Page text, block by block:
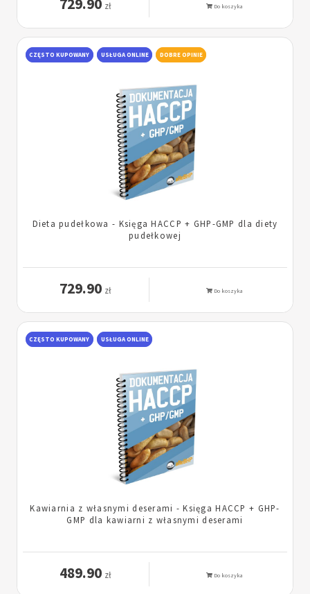
729.90 zł Do koszyka
CZĘSTO KUPOWANY USŁUGA ONLINE DOBRE OPINIE
Dieta pudełkowa - Księga HACCP + GHP-GMP dla diety
pudełkowej
729.90 zł Do koszyka
CZĘSTO KUPOWANY USŁUGA ONLINE
Kawiarnia z własnymi deserami - Księga HACCP + GHP-
GMP dla kawiarni z własnymi deserami
489.90 zł Do koszyka